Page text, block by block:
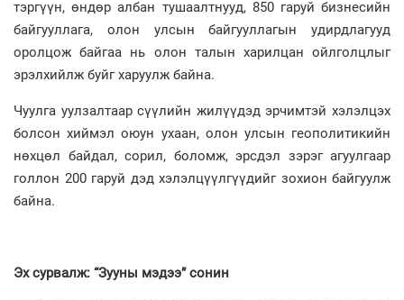
тэргүүн, өндөр албан тушаалтнууд, 850 гаруй бизнесийн
байгууллага, олон улсын байгууллагын удирдлагууд
оролцож байгаа нь олон талын харилцан ойлголцлыг
эрэлхийлж буйг харуулж байна.
Чуулга уулзалтаар сүүлийн жилүүдэд эрчимтэй хэлэлцэх
болсон хиймэл оюун ухаан, олон улсын геополитикийн
нөхцөл байдал, сорил, боломж, эрсдэл зэрэг агуулгаар
голлон 200 гаруй дэд хэлэлцүүлгүүдийг зохион байгуулж
байна.
Эх сурвалж: “Зууны мэдээ” сонин